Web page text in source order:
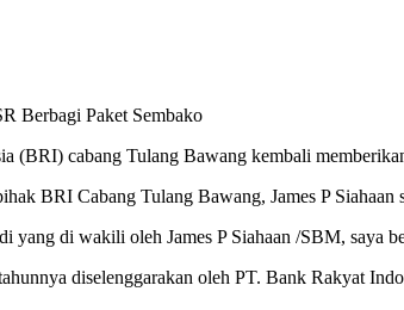
Berbagi Paket Sembako
(BRI) cabang Tulang Bawang kembali
BRI Cabang Tulang Bawang, James P
di wakili oleh James P Siahaan /SBM, saya
diselenggarakan oleh PT. Bank Rakyat